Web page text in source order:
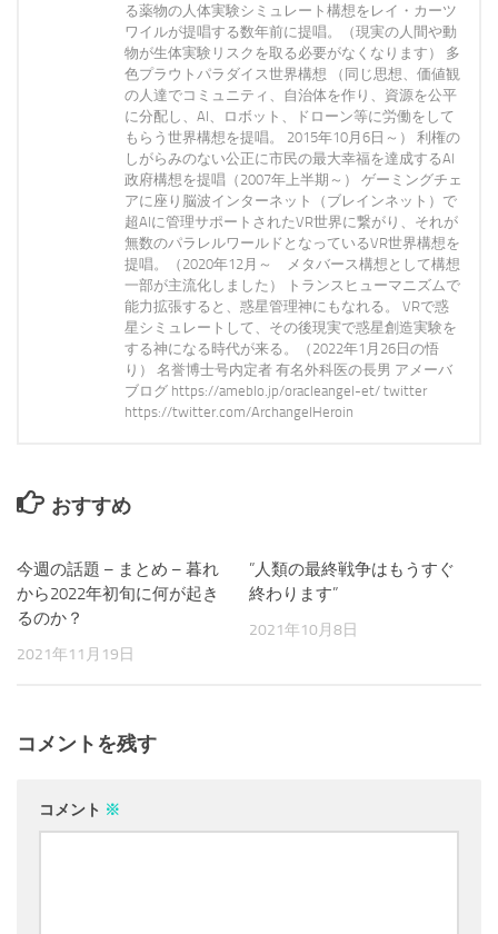
る薬物の人体実験シミュレート構想をレイ・カーツ
ワイルが提唱する数年前に提唱。（現実の人間や動
物が生体実験リスクを取る必要がなくなります） 多
色プラウトパラダイス世界構想 （同じ思想、価値観
の人達でコミュニティ、自治体を作り、資源を公平
に分配し、AI、ロボット、ドローン等に労働をして
もらう世界構想を提唱。 2015年10月6日～） 利権の
しがらみのない公正に市民の最大幸福を達成するAI
政府構想を提唱（2007年上半期～） ゲーミングチェ
アに座り脳波インターネット（ブレインネット）で
超AIに管理サポートされたVR世界に繋がり、それが
無数のパラレルワールドとなっているVR世界構想を
提唱。（2020年12月～ メタバース構想として構想
一部が主流化しました） トランスヒューマニズムで
能力拡張すると、惑星管理神にもなれる。 VRで惑
星シミュレートして、その後現実で惑星創造実験を
する神になる時代が来る。（2022年1月26日の悟
り） 名誉博士号内定者 有名外科医の長男 アメーバ
ブログ https://ameblo.jp/oracleangel-et/ twitter
https://twitter.com/ArchangelHeroin
おすすめ
今週の話題 – まとめ – 暮れ
から2022年初旬に何が起き
るのか？
2021年11月19日
”人類の最終戦争はもうすぐ
終わります”
2021年10月8日
コメントを残す
コメント ※